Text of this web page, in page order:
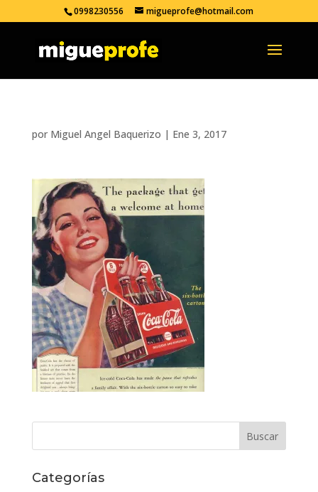
0998230556 migueprofe@hotmail.com
por Miguel Angel Baquerizo | Ene 3, 2017
Categorías